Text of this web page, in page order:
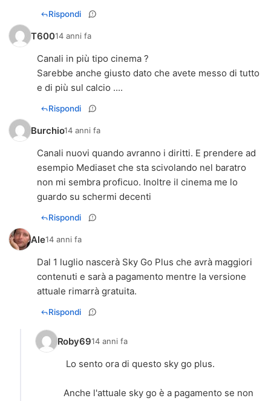
Rispondi
T60014 anni fa
Canali in più tipo cinema ?
Sarebbe anche giusto dato che avete messo di tutto
e di più sul calcio ....
Rispondi
Burchio14 anni fa
Canali nuovi quando avranno i diritti. E prendere ad
esempio Mediaset che sta scivolando nel baratro
non mi sembra proficuo. Inoltre il cinema me lo
guardo su schermi decenti
Rispondi
Ale14 anni fa
Dal 1 luglio nascerà Sky Go Plus che avrà maggiori
contenuti e sarà a pagamento mentre la versione
attuale rimarrà gratuita.
Rispondi
Roby6914 anni fa
Lo sento ora di questo sky go plus.
Anche l'attuale sky go è a pagamento se non